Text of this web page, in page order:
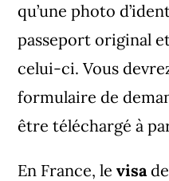
qu’une photo
passeport original
celui-ci. Vous
formulaire de
être téléchargé à
En France, le visa